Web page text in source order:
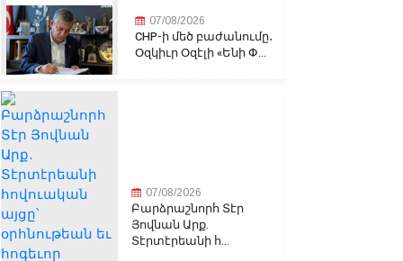
07/08/2026
CHP-ի մեծ բաժանումը․
Օզկիւր Օզէլի «Ենի Փ...
07/08/2026
Բարձրաշնորհ Տէր
Յովնան Արք.
Տէրտէրեանի հ...